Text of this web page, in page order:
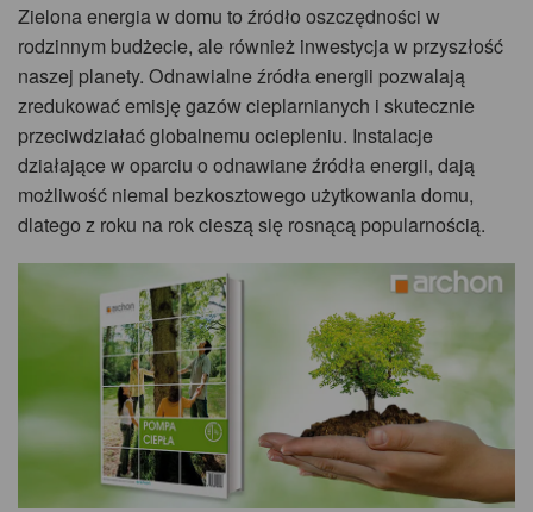
Zielona energia w domu to źródło oszczędności w
rodzinnym budżecie, ale również inwestycja w przyszłość
naszej planety. Odnawialne źródła energii pozwalają
zredukować emisję gazów cieplarnianych i skutecznie
przeciwdziałać globalnemu ociepleniu. Instalacje
działające w oparciu o odnawiane źródła energii, dają
możliwość niemal bezkosztowego użytkowania domu,
dlatego z roku na rok cieszą się rosnącą popularnością.